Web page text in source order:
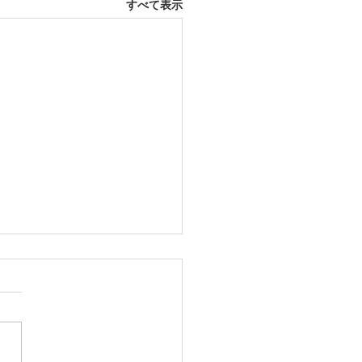
すべて表示
日 大府市
とんレンタルご予約いただ